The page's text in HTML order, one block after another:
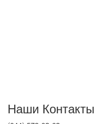
Наши Контакты